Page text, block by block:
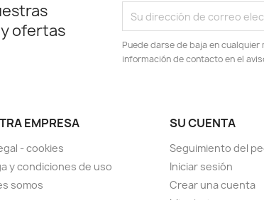
ofertas
Puede darse de baja en
información de contacto en el
EMPRESA
- cookies
y condiciones de uso
somos
SU CUENTA
Seguimiento del
Iniciar sesión
Crear una cuenta